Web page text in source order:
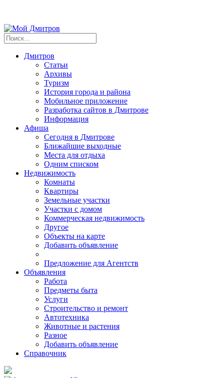
Дмитров
Статьи
Архивы
Туризм
История города и района
Мобильное приложение
Разработка сайтов в Дмитрове
Информация
Афиша
Сегодня в Дмитрове
Ближайшие выходные
Места для отдыха
Одним списком
Недвижимость
Комнаты
Квартиры
Земельные участки
Участки с домом
Коммерческая недвижимость
Другое
Объекты на карте
Добавить объявление
Предложение для Агентств
Объявления
Работа
Предметы быта
Услуги
Строительство и ремонт
Автотехника
Животные и растения
Разное
Добавить объявление
Справочник